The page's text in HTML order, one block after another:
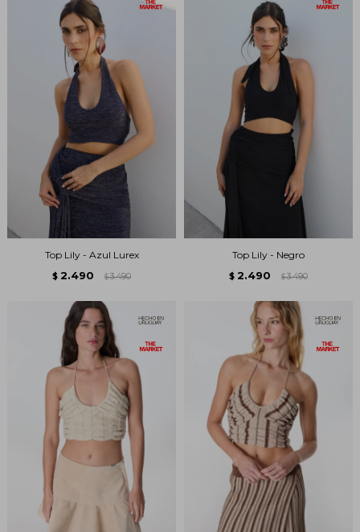
Top Lily - Azul Lurex
$ 2.490 $ 3.490
Top Lily - Negro
$ 2.490 $ 3.490